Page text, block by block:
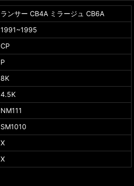
ランサー CB4A ミラージュ CB6A
1991~1995
CP
P
8K
4.5K
NM111
SM1010
X
X